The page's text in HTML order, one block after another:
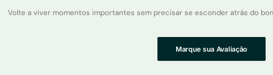
Volte a viver momentos importantes sem precisar se esconder atrás do
Marque sua Avaliação